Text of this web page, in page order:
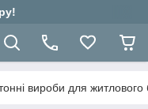
вироби для житлового